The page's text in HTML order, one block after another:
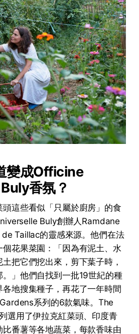
變成Officine
香氛？
這些看似「只屬於廚房」的食
Buly創辦人Ramdane
Taillac的靈感來源。他們在法
個花果菜園：「因為有泥土、水
把它們挖出來，剪下葉子時，
」他們自找到一批19世紀的種
地搜集種子，再花了一年時間
系列的6款氣味。The
選用了伊拉克紅菜頭、印度青
比番薯等各地蔬菜，每款香味由